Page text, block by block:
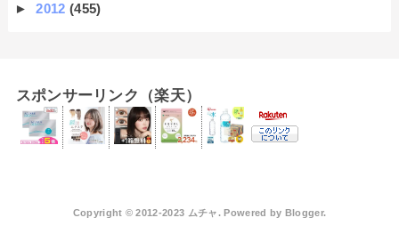
►2012(455)
スポンサーリンク（楽天）
Copyright © 2012-2023 ムチャ. Powered by Blogger.